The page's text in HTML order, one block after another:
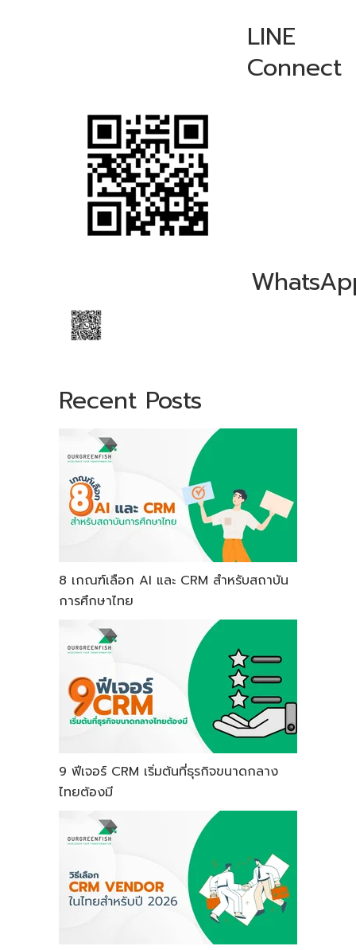
LINE
Connect
Recent Posts
8 เกณฑ์เลือก AI และ CRM สำหรับสถาบัน
การศึกษาไทย
9 ฟีเจอร์ CRM เริ่มต้นที่ธุรกิจขนาดกลาง
ไทยต้องมี